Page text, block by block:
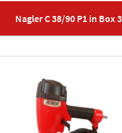
Nagler C 38/90 P1 in Box 3